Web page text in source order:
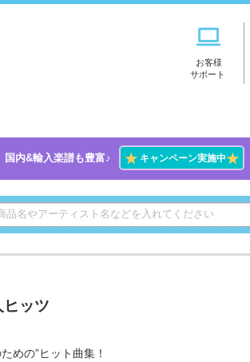
お客様
サポート
国内&輸入楽譜も豊富♪ ★キャンペーン実施中★
ッツ
めの”ヒット曲集！